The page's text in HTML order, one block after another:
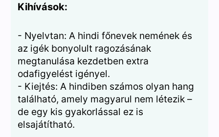
Kihívások:
- Nyelvtan: A hindi főnevek nemének és
az igék bonyolult ragozásának
megtanulása kezdetben extra
odafigyelést igényel.
- Kiejtés: A hindiben számos olyan hang
található, amely magyarul nem létezik –
de egy kis gyakorlással ez is
elsajátítható.